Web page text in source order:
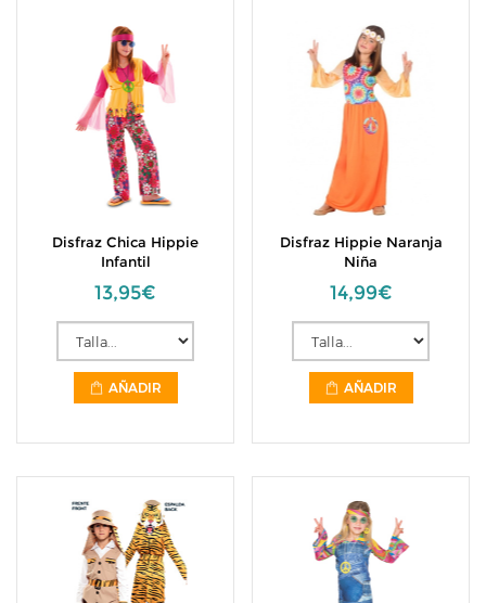
Disfraz Chica Hippie
Infantil
13,95€
AÑADIR
Disfraz Hippie Naranja
Niña
14,99€
AÑADIR